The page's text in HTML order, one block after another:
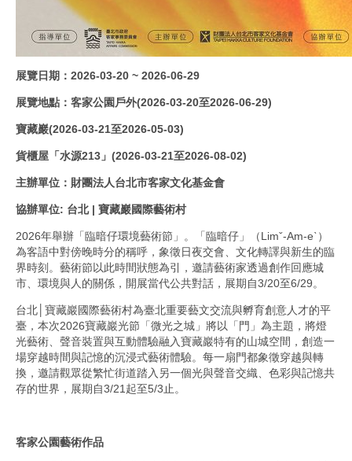
展覽日期：2026-03-20 ~ 2026-06-29
展覽地點：客家公園戶外(2026-03-20至2026-06-29)
寶藏巖(2026-03-21至2026-05-03)
貨櫃屋「水源213」(2026-03-21至2026-08-02)
主辦單位：財團法人台北市客家文化基金會
協辦單位: 台北 | 寶藏巖國際藝術村
2026年舉辦「臨暗仔環境藝術節」。「臨暗仔」（Limˇ-Am-eˋ）
為客語中對傍晚時分的稱呼，象徵日夜交會、文化轉譯與新生的臨
界時刻。藝術節以此時間狀態為引，邀請藝術家透過創作回應城
市、環境與人的關係，開展當代公共對話，展期自3/20至6/29。
台北│寶藏巖國際藝術村為臺北重要藝文交流與孵育創意人才的平
臺，本次2026寶藏巖光節「微光之城」將以「門」為主題，將燈
光藝術、聲音裝置與互動體驗融入寶藏巖特有的山城空間，創造一
場穿越時間與記憶的沉浸式藝術體驗。每一扇門都象徵穿越與轉
換，邀請觀眾從繁忙街道踏入另一個光與聲音交織、色彩與記憶共
存的世界，展期自3/21起至5/3止。
客家公園藝術作品